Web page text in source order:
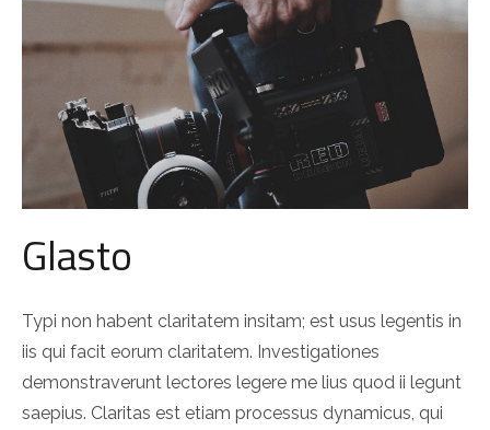
Glasto
Typi non habent claritatem insitam; est usus legentis in
iis qui facit eorum claritatem. Investigationes
demonstraverunt lectores legere me lius quod ii legunt
saepius. Claritas est etiam processus dynamicus, qui